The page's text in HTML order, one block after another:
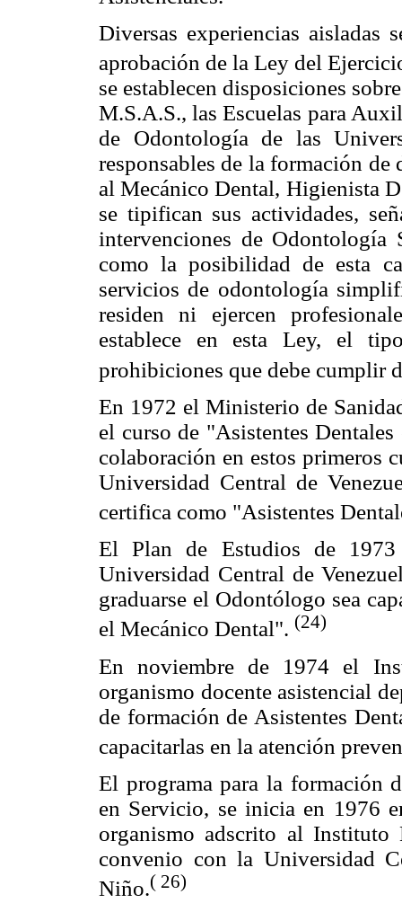
Diversas experiencias aisladas
aprobación de la Ley del
se establecen disposiciones
M.S.A.S., las Escuelas para
de Odontología de las
responsables de la formación
al Mecánico Dental, Higienista
se tipifican sus actividades,
intervenciones de
como la posibilidad de esta
servicios de odontología
residen ni ejercen
establece en esta Ley, el
prohibiciones que debe cumplir
En 1972 el Ministerio de
el curso de "Asistentes
colaboración en estos primeros
Universidad Central de
certifica como "Asistentes
El Plan de Estudios de
Universidad Central de
graduarse el Odontólogo sea
el Mecánico Dental". (24)
En noviembre de 1974 el
organismo docente asistencial
de formación de Asistentes
capacitarlas en la atención
El programa para la formación
en Servicio, se inicia en 1976
organismo adscrito al
convenio con la Universidad
Niño.( 26)